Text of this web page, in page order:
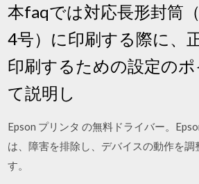
本faqでは対応長形封筒
4号）に印刷する際に、
印刷するための設定の
て説明し
Epson プリンタ の無料ドライバー。
は、障害を排除し、デバイスの動作を調
す。